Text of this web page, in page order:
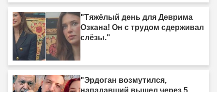
"Тяжёлый день для Деврима
Озкана! Он с трудом сдерживал
слёзы."
"Эрдоган возмутился,
нападавший вышел через 5